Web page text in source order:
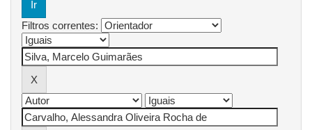
Filtros correntes: